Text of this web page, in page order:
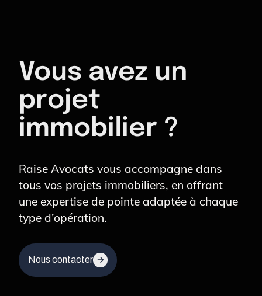
Vous avez un
projet
immobilier ?
Raise Avocats vous accompagne dans
tous vos projets immobiliers, en offrant
une expertise de pointe adaptée à chaque
type d’opération.
Nous contacter